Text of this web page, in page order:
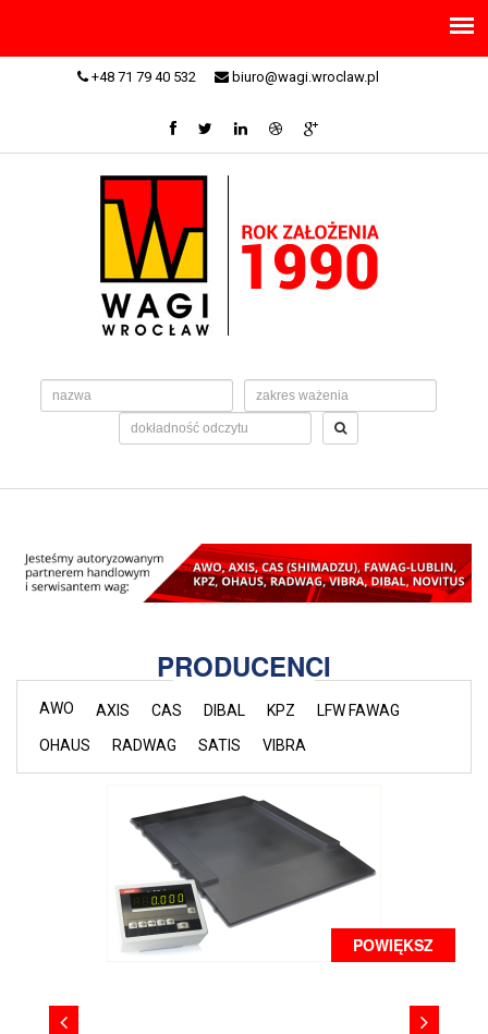
+48 71 79 40 532 biuro@wagi.wroclaw.pl
PRODUCENCI
AWO AXIS CAS DIBAL KPZ
LFW FAWAG
OHAUS
RADWAG SATIS VIBRA
POWIĘKSZ